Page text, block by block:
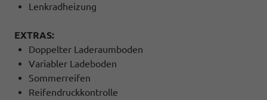
Lenkradheizung
EXTRAS:
Doppelter Laderaumboden
Variabler Ladeboden
Sommerreifen
Reifendruckkontrolle